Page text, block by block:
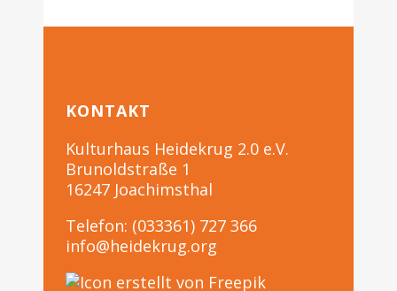
KONTAKT
Kulturhaus Heidekrug 2.0 e.V.
Brunoldstraße 1
16247 Joachimsthal
Telefon: (033361) 727 366
info@heidekrug.org